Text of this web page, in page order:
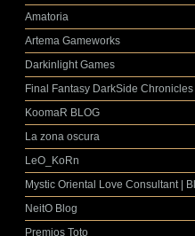
Amatoria
Artema Gameworks
Darkinlight Games
Final Fantasy DarkSide Chronicles
KoomaR BLOG
La zona oscura
LeO_KoRn
Mystic Oriental Love Consultant |
NeitO Blog
Premios Toto